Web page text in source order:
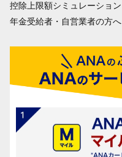
控除上限額シミュレーション
年金受給者・自営業者の方へ